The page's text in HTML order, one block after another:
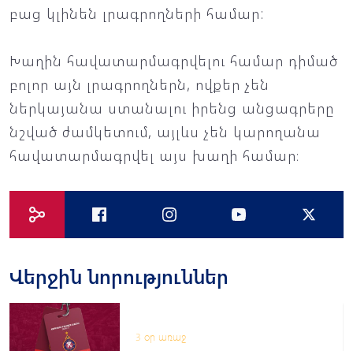
բաց կլինեն լրագրողների համար:
Խաղին հավատարմագրվելու համար դիմած
բոլոր այն լրագրողներն, ովքեր չեն
ներկայանա ստանալու իրենց անցագրերը
նշված ժամկետում, այլևս չեն կարողանա
հավատարմագրվել այս խաղի համար։
Վերջին նորություններ
3 օր առաջ